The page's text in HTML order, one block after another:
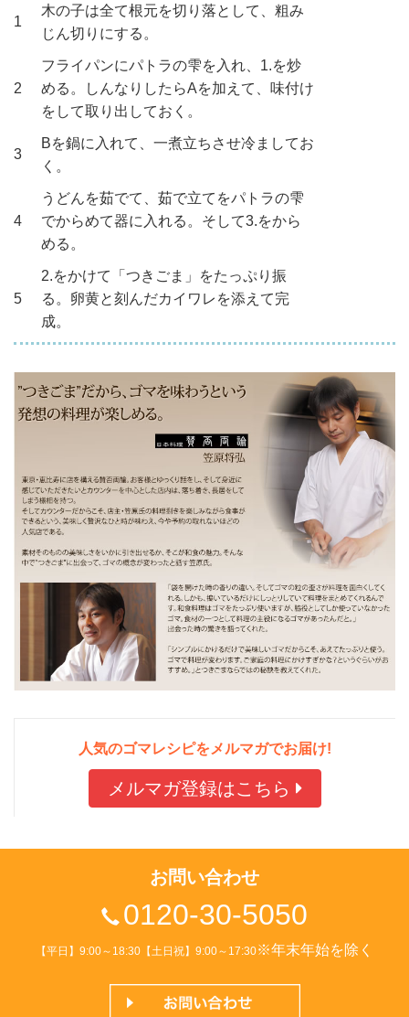
1
木の子は全て根元を切り落として、粗み
じん切りにする。
2
フライパンにパトラの雫を入れ、1.を炒
める。しんなりしたらAを加えて、味付け
をして取り出しておく。
3
Bを鍋に入れて、一煮立ちさせ冷ましてお
く。
4
うどんを茹でて、茹で立てをパトラの雫
でからめて器に入れる。そして3.をから
める。
5
2.をかけて「つきごま」をたっぷり振
る。卵黄と刻んだカイワレを添えて完
成。
人気のゴマレシピをメルマガでお届け!
メルマガ登録はこちら
お問い合わせ
0120-30-5050
【平日】9:00～18:30【土日祝】9:00～17:30※年末年始を除く